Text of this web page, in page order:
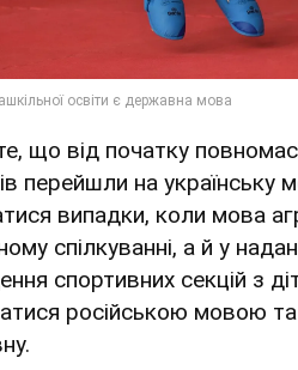
що від початку
перейшли на
випадки, коли мова
спілкуванні, а й у
спортивних секцій з
російською мовою